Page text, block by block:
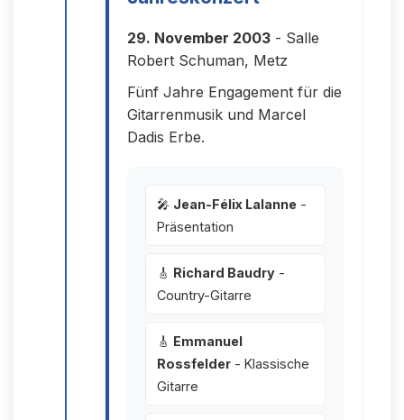
29. November 2003 - Salle
Robert Schuman, Metz
Fünf Jahre Engagement für die
Gitarrenmusik und Marcel
Dadis Erbe.
🎤 Jean-Félix Lalanne -
Präsentation
🎸 Richard Baudry -
Country-Gitarre
🎸 Emmanuel
Rossfelder - Klassische
Gitarre